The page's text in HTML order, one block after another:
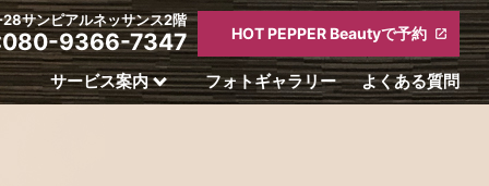
サンピアルネッサンス2階
9366-7347 HOT PEPPER Beautyで予約
サービス案内 フォトギャラリー よくある質問